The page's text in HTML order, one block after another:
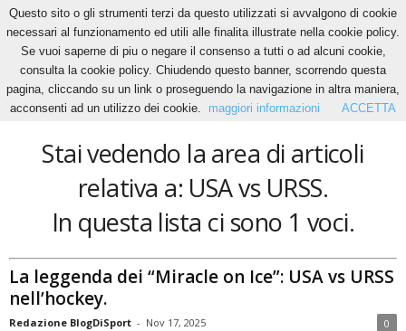
Home Tags USA vs URSS
USA vs URSS
Stai vedendo la area di articoli
relativa a: USA vs URSS.
In questa lista ci sono 1 voci.
La leggenda dei “Miracle on Ice”: USA vs URSS
nell’hockey.
Redazione BlogDiSport - Nov 17, 2025 0
Questo sito o gli strumenti terzi da questo utilizzati si avvalgono di cookie
necessari al funzionamento ed utili alle finalita illustrate nella cookie policy.
Se vuoi saperne di piu o negare il consenso a tutti o ad alcuni cookie,
consulta la cookie policy. Chiudendo questo banner, scorrendo questa
pagina, cliccando su un link o proseguendo la navigazione in altra maniera,
acconsenti ad un utilizzo dei cookie.
maggiori informazioni ACCETTA